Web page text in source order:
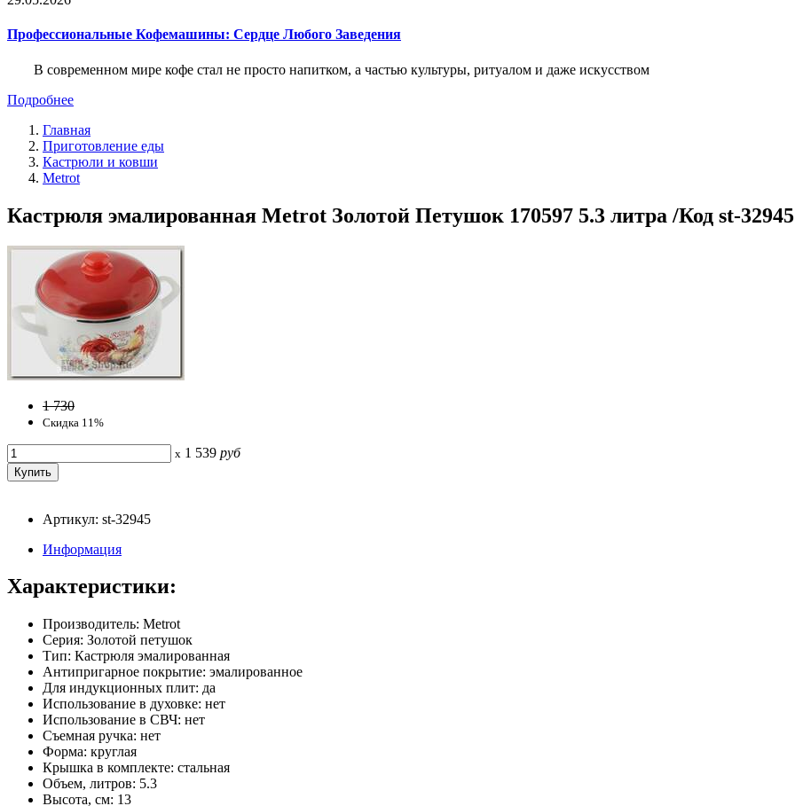
Профессиональные Кофемашины: Сердце Любого Заведения
В современном мире кофе стал не просто напитком, а частью культуры, ритуалом и даже искусством
Подробнее
Главная
Приготовление еды
Кастрюли и ковши
Metrot
Кастрюля эмалированная Metrot Золотой Петушок 170597 5.3 литра /Код st-32945
1 730
Скидка 11%
x 1 539 руб
Артикул: st-32945
Информация
Характеристики:
Производитель: Metrot
Серия: Золотой петушок
Тип: Кастрюля эмалированная
Антипригарное покрытие: эмалированное
Для индукционных плит: да
Использование в духовке: нет
Использование в СВЧ: нет
Съемная ручка: нет
Форма: круглая
Крышка в комплекте: стальная
Объем, литров: 5.3
Высота, см: 13